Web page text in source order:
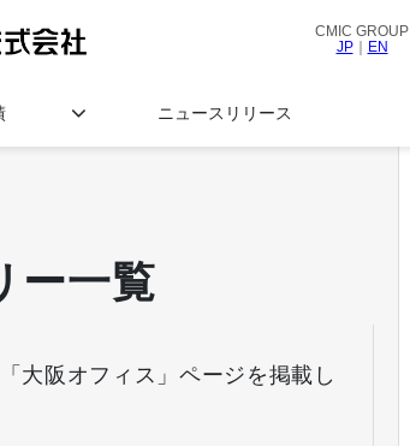
CMIC GROUP
JP｜ EN
ニュースリリース
ー一覧
大阪オフィス」ページを掲載し